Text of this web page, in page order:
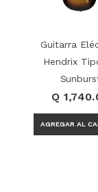
Guitarra
Hendrix
Q